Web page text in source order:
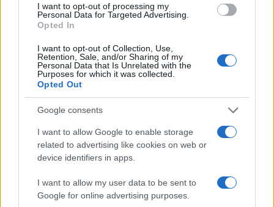
I want to opt-out of processing my
Personal Data for Targeted Advertising.
Opted In
I want to opt-out of Collection, Use,
Retention, Sale, and/or Sharing of my
Personal Data that Is Unrelated with the
Purposes for which it was collected.
Opted Out
Google consents
I want to allow Google to enable storage
related to advertising like cookies on web or
device identifiers in apps.
I want to allow my user data to be sent to
Google for online advertising purposes.
Σχόλια
Σχολίασε εδώ
2000 /2000